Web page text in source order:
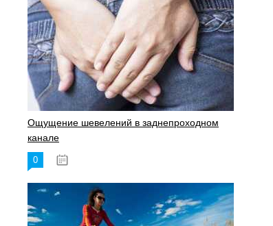
Ощущение шевелений в заднепроходном
канале
0